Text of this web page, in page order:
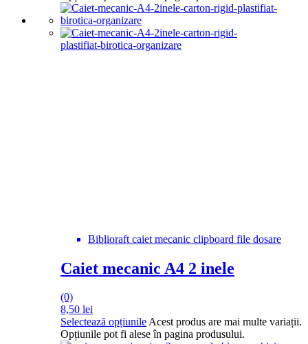
Biblioraft caiet mecanic clipboard file dosare
Caiet mecanic A4 2 inele
(0)
8,50 lei
Selectează opțiunileAcest produs are mai multe variații.
Opțiunile pot fi alese în pagina produsului.